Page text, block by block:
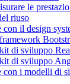
le
riuso
il design
di sviluppo
di sviluppo
con i modelli di